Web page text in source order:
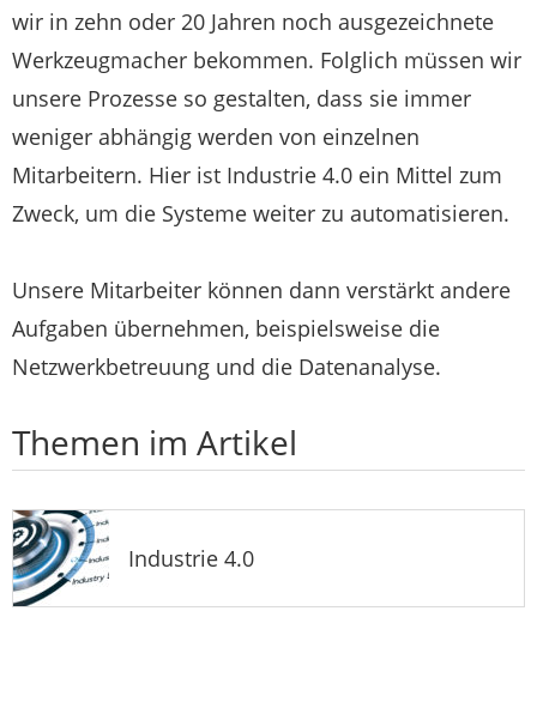
wir in zehn oder 20 Jahren noch ausgezeichnete
Werkzeugmacher bekommen. Folglich müssen wir
unsere Prozesse so gestalten, dass sie immer
weniger abhängig werden von einzelnen
Mitarbeitern. Hier ist Industrie 4.0 ein Mittel zum
Zweck, um die Systeme weiter zu automatisieren.
Unsere Mitarbeiter können dann verstärkt andere
Aufgaben übernehmen, beispielsweise die
Netzwerkbetreuung und die Datenanalyse.
Themen im Artikel
Industrie 4.0